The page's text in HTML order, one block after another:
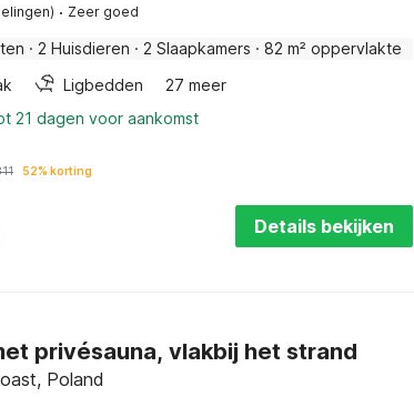
· Zeer goed
· 2 Huisdieren · 2 Slaapkamers · 82 m² oppervlakte
Ligbedden
27 meer
21 dagen voor aankomst
52% korting
Details bekijken
privésauna, vlakbij het strand
Poland